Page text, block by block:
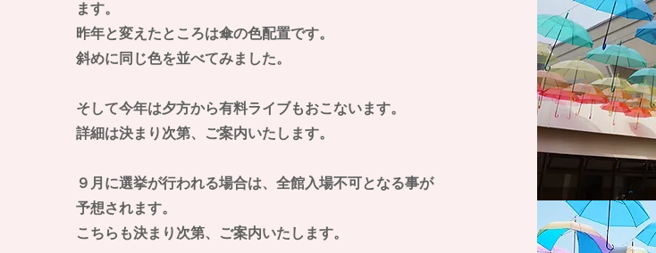
ます。
昨年と変えたところは傘の色配置です。
斜めに同じ色を並べてみました。
そして今年は夕方から有料ライブもおこないます。
詳細は決まり次第、ご案内いたします。
９月に選挙が行われる場合は、全館入場不可となる事が
予想されます。
​こちらも決まり次第、ご案内いたします。